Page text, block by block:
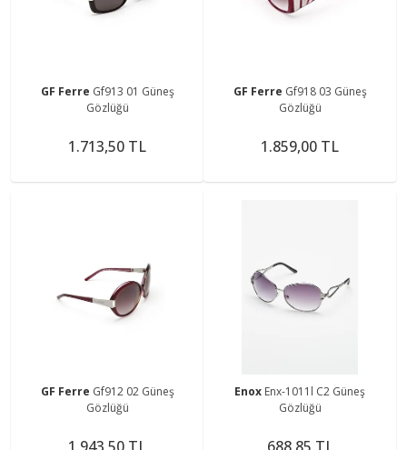
GF Ferre Gf913 01 Güneş
Gözlüğü
1.713,50 TL
GF Ferre Gf918 03 Güneş
Gözlüğü
1.859,00 TL
GF Ferre Gf912 02 Güneş
Gözlüğü
1.943,50 TL
Enox Enx-1011l C2 Güneş
Gözlüğü
688,85 TL